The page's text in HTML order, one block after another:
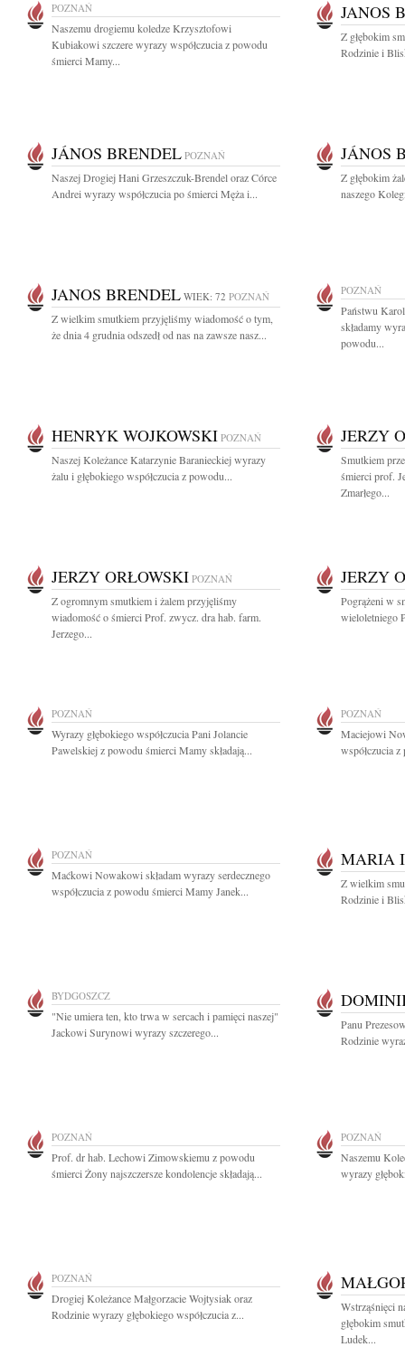
POZNAŃ
Naszemu drogiemu koledze Krzysztofowi
Kubiakowi szczere wyrazy współczucia z powodu
śmierci Mamy...
JANOS
Z głębokim
Rodzinie i
JÁNOS BRENDEL POZNAŃ
Naszej Drogiej Hani Grzeszczuk-Brendel oraz Córce
Andrei wyrazy współczucia po śmierci Męża i...
JÁNOS
Z głębokim
naszego
JANOS BRENDEL WIEK: 72 POZNAŃ
Z wielkim smutkiem przyjęliśmy wiadomość o tym,
że dnia 4 grudnia odszedł od nas na zawsze nasz...
POZNAŃ
Państwu
składamy
powodu...
HENRYK WOJKOWSKI POZNAŃ
Naszej Koleżance Katarzynie Baranieckiej wyrazy
żalu i głębokiego współczucia z powodu...
JERZY
Smutkiem
śmierci prof.
Zmarłego...
JERZY ORŁOWSKI POZNAŃ
Z ogromnym smutkiem i żalem przyjęliśmy
wiadomość o śmierci Prof. zwycz. dra hab. farm.
Jerzego...
JERZY
Pogrążeni w
wieloletniego
POZNAŃ
Wyrazy głębokiego współczucia Pani Jolancie
Pawelskiej z powodu śmierci Mamy składają...
POZNAŃ
Maciejowi
współczucia
POZNAŃ
Maćkowi Nowakowi składam wyrazy serdecznego
współczucia z powodu śmierci Mamy Janek...
MARIA
Z wielkim
Rodzinie i
BYDGOSZCZ
"Nie umiera ten, kto trwa w sercach i pamięci naszej"
Jackowi Surynowi wyrazy szczerego...
Panu
Rodzinie
POZNAŃ
Prof. dr hab. Lechowi Zimowskiemu z powodu
śmierci Żony najszczersze kondolencje składają...
POZNAŃ
Naszemu
wyrazy
POZNAŃ
Drogiej Koleżance Małgorzacie Wojtysiak oraz
Rodzinie wyrazy głębokiego współczucia z...
Wstrząśnięci
głębokim
Ludek...